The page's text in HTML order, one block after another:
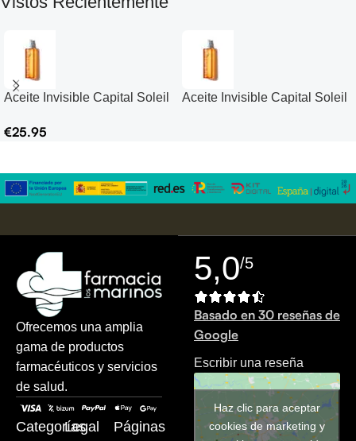
Aceite Invisible Capital Soleil
€25.95
Aceite Invisible Capital Soleil
Ofrecemos una amplia
gama de productos
farmacéuticos y servicios
de salud.
Categorías
Legal
Páginas
5,0/5
Basado en 30 reseñas de
Google
Escribir una reseña
Haz clic para aceptar
cookies de marketing y